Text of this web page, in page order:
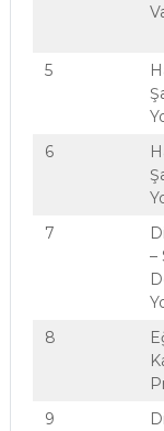
5
6
7
–
8
9